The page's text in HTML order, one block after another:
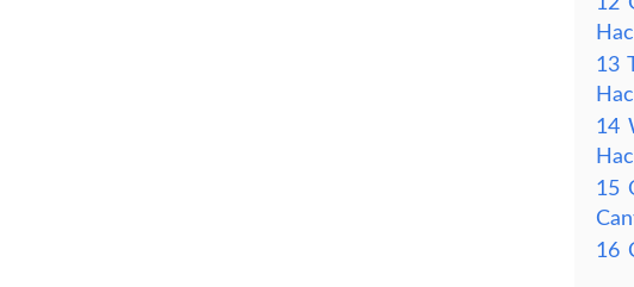
13
14
15
16